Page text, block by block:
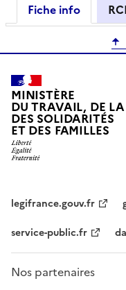
Fiche info
MINISTÈRE
DU TRAVAIL, DE
DES SOLIDARITÉS
ET DES FAMILLES
legifrance.gouv.fr
service-public.fr
Nos partenaires